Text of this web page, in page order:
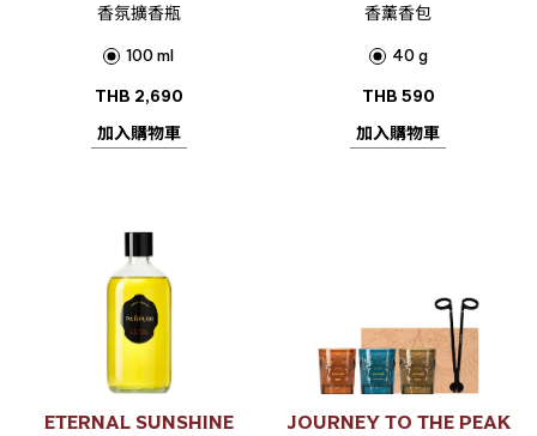
香氛擴香瓶
100 ml
THB 2,690
加入購物車
香薰香包
40 g
THB590
加入購物車
ETERNAL SUNSHINE
JOURNEY TO THE PEAK